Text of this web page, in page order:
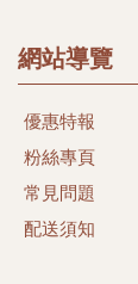
多一項選擇，
尊重自然土地
特產，希望能
樂活生命盡一
網站導覽
優惠特報
粉絲專頁
常見問題
配送須知